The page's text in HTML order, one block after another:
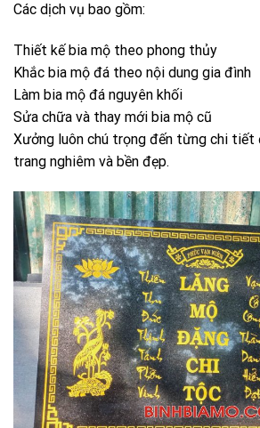
Các dịch vụ bao gồm:
Thiết kế bia mộ theo phong thủy
Khắc bia mộ đá theo nội dung gia đình
Làm bia mộ đá nguyên khối
Sửa chữa và thay mới bia mộ cũ
Xưởng luôn chú trọng đến từng chi tiết
trang nghiêm và bền đẹp.